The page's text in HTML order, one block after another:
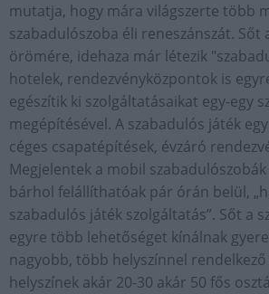
mutatja, hogy mára világszerte több
szabadulószoba éli reneszánszát. Sőt
örömére, idehaza már létezik
hotelek, rendezvényközpontok is
egészítik ki szolgáltatásaikat egy-egy
megépítésével. A szabadulós játék
céges csapatépítések, évzáró
Megjelentek a mobil
bárhol felállíthatóak pár órán belül,
szabadulós játék szolgáltatás”. Sőt a
egyre több lehetőséget kínálnak
nagyobb, több helyszínnel
helyszínek akár 20-30 akár 50 fős